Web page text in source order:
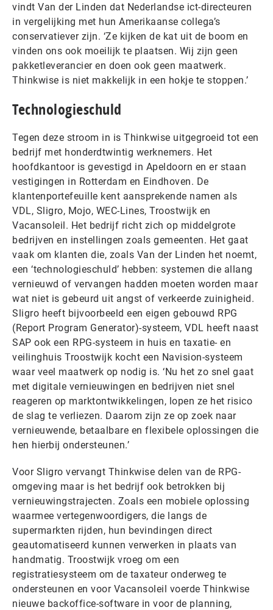
vindt Van der Linden dat Nederlandse ict-directeuren
in vergelijking met hun Amerikaanse collega’s
conservatiever zijn. ‘Ze kijken de kat uit de boom en
vinden ons ook moeilijk te plaatsen. Wij zijn geen
pakketleverancier en doen ook geen maatwerk.
Thinkwise is niet makkelijk in een hokje te stoppen.’
Technologieschuld
Tegen deze stroom in is Thinkwise uitgegroeid tot een
bedrijf met honderdtwintig werknemers. Het
hoofdkantoor is gevestigd in Apeldoorn en er staan
vestigingen in Rotterdam en Eindhoven. De
klantenportefeuille kent aansprekende namen als
VDL, Sligro, Mojo, WEC-Lines, Troostwijk en
Vacansoleil. Het bedrijf richt zich op middelgrote
bedrijven en instellingen zoals gemeenten. Het gaat
vaak om klanten die, zoals Van der Linden het noemt,
een ‘technologieschuld’ hebben: systemen die allang
vernieuwd of vervangen hadden moeten worden maar
wat niet is gebeurd uit angst of verkeerde zuinigheid.
Sligro heeft bijvoorbeeld een eigen gebouwd RPG
(Report Program Generator)-systeem, VDL heeft naast
SAP ook een RPG-systeem in huis en taxatie- en
veilinghuis Troostwijk kocht een Navision-systeem
waar veel maatwerk op nodig is. ‘Nu het zo snel gaat
met digitale vernieuwingen en bedrijven niet snel
reageren op marktontwikkelingen, lopen ze het risico
de slag te verliezen. Daarom zijn ze op zoek naar
vernieuwende, betaalbare en flexibele oplossingen die
hen hierbij ondersteunen.’
Voor Sligro vervangt Thinkwise delen van de RPG-
omgeving maar is het bedrijf ook betrokken bij
vernieuwingstrajecten. Zoals een mobiele oplossing
waarmee vertegenwoordigers, die langs de
supermarkten rijden, hun bevindingen direct
geautomatiseerd kunnen verwerken in plaats van
handmatig. Troostwijk vroeg om een
registratiesysteem om de taxateur onderweg te
ondersteunen en voor Vacansoleil voerde Thinkwise
nieuwe backoffice-software in voor de planning,